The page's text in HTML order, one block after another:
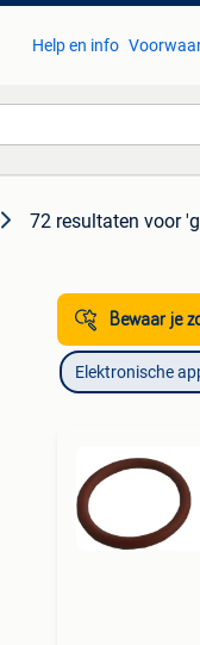
Help en info
72 resultaten voor
Bewaar je
Elektronische